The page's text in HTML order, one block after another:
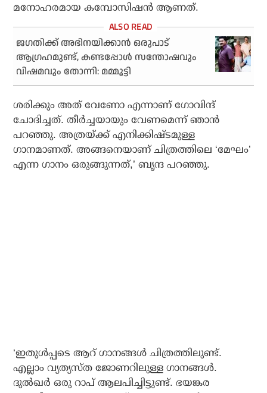
മനോഹരമായ കമ്പോസിഷന്‍ ആണത്.
ജഗതിക്ക് അഭിനയിക്കാന്‍ ഒരുപാട്
ആഗ്രഹമുണ്ട്, കണ്ടപ്പോള്‍ സന്തോഷവും
വിഷമവും തോന്നി: മമ്മൂട്ടി
ശരിക്കും അത് വേണോ എന്നാണ് ഗോവിന്ദ്
ചോദിച്ചത്. തീര്‍ച്ചയായും വേണമെന്ന് ഞാന്‍
പറഞ്ഞു. അത്രയ്ക്ക് എനിക്കിഷ്ടമുള്ള
ഗാനമാണത്. അങ്ങനെയാണ് ചിത്രത്തിലെ ‘മേഘം’
എന്ന ഗാനം ഒരുങ്ങുന്നത്,’ ബൃന്ദ പറഞ്ഞു.
‘ഇതുള്‍പ്പടെ ആറ് ഗാനങ്ങള്‍ ചിത്രത്തിലുണ്ട്.
എല്ലാം വ്യത്യസ്ത ജോണറിലുള്ള ഗാനങ്ങള്‍.
ദുല്‍ഖര്‍ ഒരു റാപ് ആലപിച്ചിട്ടുണ്ട്. ഭയങ്കര